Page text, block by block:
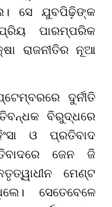
ସେ ଯୁବପିଢ଼ିଙ୍କ
ପାରମ୍ପରିକ
ରାଜନୀତିର ନୂଆ
ଦୁର୍ନୀତି
ବିରୁଦ୍ଧରେ
ଓ ପ୍ରତିବାଦ
ଜେନ ଜି
ମେଣ୍ଟ
ସେତେବେଳେ